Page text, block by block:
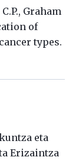
Graham
of
types.
eta
Erizaintza